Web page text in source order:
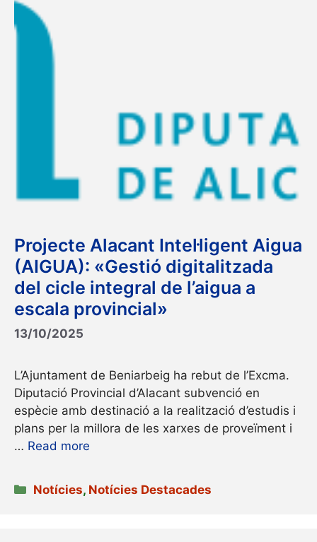
Projecte Alacant Intel·ligent Aigua
(AIGUA): «Gestió digitalitzada
del cicle integral de l’aigua a
escala provincial»
13/10/2025
L’Ajuntament de Beniarbeig ha rebut de l’Excma.
Diputació Provincial d’Alacant subvenció en
espècie amb destinació a la realització d’estudis i
plans per la millora de les xarxes de proveïment i
… Read more
Categories
Notícies, Notícies Destacades